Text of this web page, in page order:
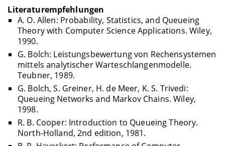
Literaturempfehlungen
A. O. Allen: Probability, Statistics, and Queueing
Theory with Computer Science Applications. Wiley,
1990.
G. Bolch: Leistungsbewertung von Rechensystemen
mittels analytischer Warteschlangenmodelle.
Teubner, 1989.
G. Bolch, S. Greiner, H. de Meer, K. S. Trivedi:
Queueing Networks and Markov Chains. Wiley,
1998.
R. B. Cooper: Introduction to Queueing Theory.
North-Holland, 2nd edition, 1981.